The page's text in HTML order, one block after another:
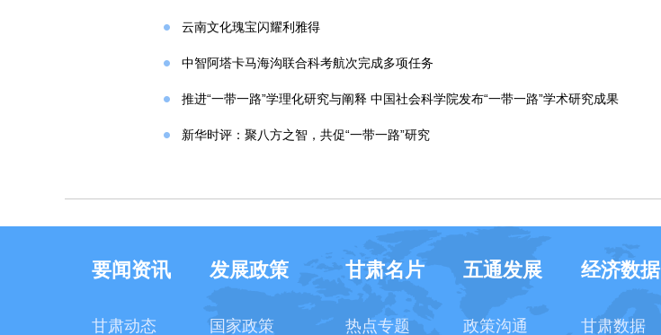
云南文化瑰宝闪耀利雅得
中智阿塔卡马海沟联合科考航次完成多项任务
推进“一带一路”学理化研究与阐释 中国社会科学院发布“一带一路”学术研究成果
新华时评：聚八方之智，共促“一带一路”研究
要闻资讯
甘肃动态
发展政策
国家政策
甘肃名片
热点专题
五通发展
政策沟通
经济数据
甘肃数据